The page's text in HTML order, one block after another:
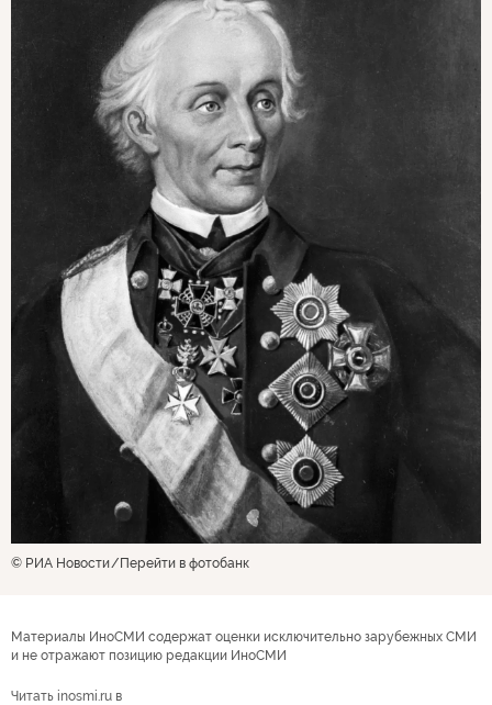
© РИА Новости Перейти в фотобанк
Материалы ИноСМИ содержат оценки исключительно зарубежных СМИ
и не отражают позицию редакции ИноСМИ
Читать inosmi.ru в